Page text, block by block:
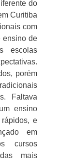
do
Curitiba
com
ensino de
escolas
porém
Faltava
ensino
e
em
cursos
mais